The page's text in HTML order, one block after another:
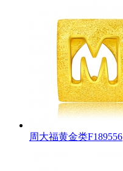
周大福黄金类F189556